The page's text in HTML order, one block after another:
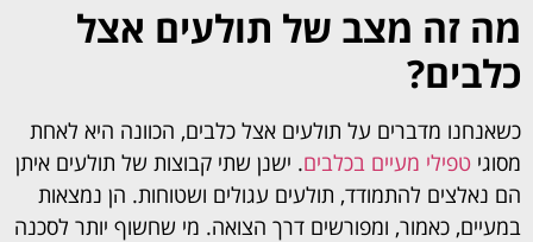
מה זה מצב של תולעים אצל
כלבים?
כשאנחנו מדברים על תולעים אצל כלבים, הכוונה היא לאחת
מסוגי טפילי מעיים בכלבים. ישנן שתי קבוצות של תולעים איתן
הם נאלצים להתמודד, תולעים עגולים ושטוחות. הן נמצאות
במעיים, כאמור, ומפורשים דרך הצואה. מי שחשוף יותר לסכנה